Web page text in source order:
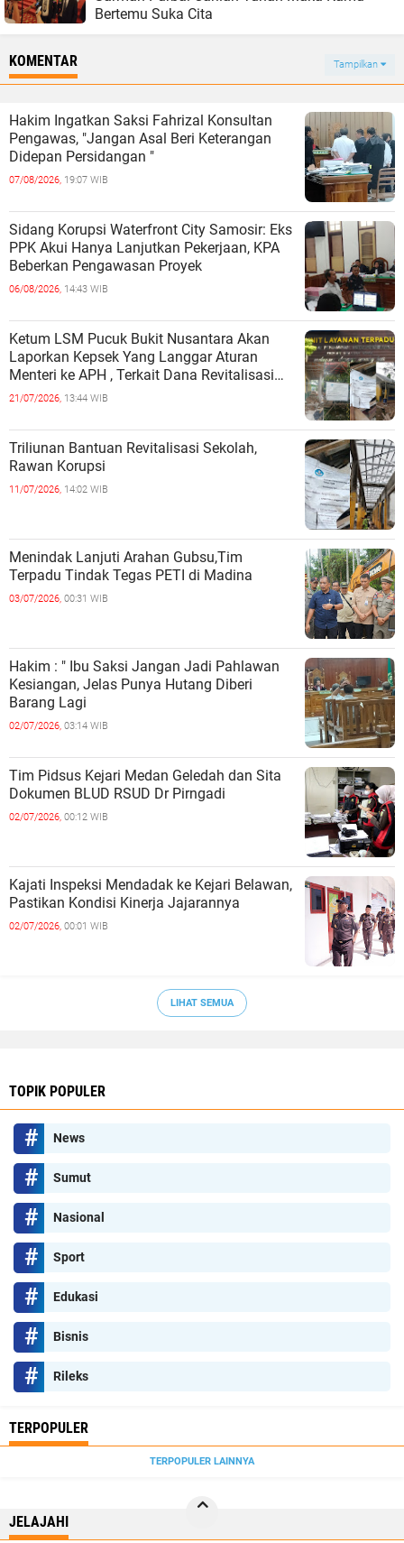
Bertemu Suka Cita
KOMENTAR Tampilkan
Hakim Ingatkan Saksi Fahrizal Konsultan
Pengawas, "Jangan Asal Beri Keterangan
Didepan Persidangan "
07/08/2026, 19:07 WIB
Sidang Korupsi Waterfront City Samosir: Eks
PPK Akui Hanya Lanjutkan Pekerjaan, KPA
Beberkan Pengawasan Proyek
06/08/2026, 14:43 WIB
Ketum LSM Pucuk Bukit Nusantara Akan
Laporkan Kepsek Yang Langgar Aturan
Menteri ke APH , Terkait Dana Revitalisasi
Sekolah
21/07/2026, 13:44 WIB
Triliunan Bantuan Revitalisasi Sekolah,
Rawan Korupsi
11/07/2026, 14:02 WIB
Menindak Lanjuti Arahan Gubsu,Tim
Terpadu Tindak Tegas PETI di Madina
03/07/2026, 00:31 WIB
Hakim : " Ibu Saksi Jangan Jadi Pahlawan
Kesiangan, Jelas Punya Hutang Diberi
Barang Lagi
02/07/2026, 03:14 WIB
Tim Pidsus Kejari Medan Geledah dan Sita
Dokumen BLUD RSUD Dr Pirngadi
02/07/2026, 00:12 WIB
Kajati Inspeksi Mendadak ke Kejari Belawan,
Pastikan Kondisi Kinerja Jajarannya
02/07/2026, 00:01 WIB
LIHAT SEMUA
TOPIK POPULER
News
Sumut
Nasional
Sport
Edukasi
Bisnis
Rileks
TERPOPULER
TERPOPULER LAINNYA
JELAJAHI